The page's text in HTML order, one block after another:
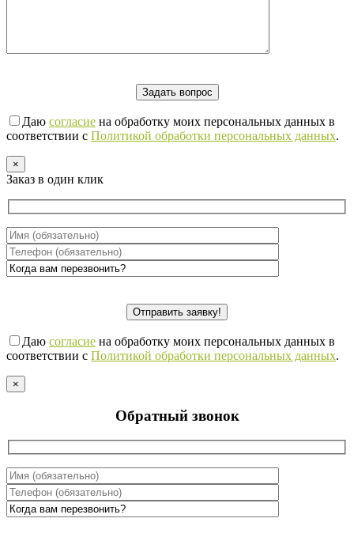
Даю согласие на обработку моих персональных данных в
соответствии с Политикой обработки персональных данных.
×
Заказ в один клик
Даю согласие на обработку моих персональных данных в
соответствии с Политикой обработки персональных данных.
×
Обратный звонок